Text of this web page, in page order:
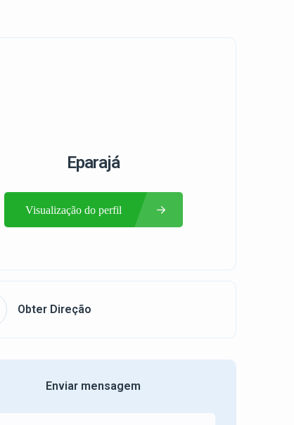
Eparajá
Visualização do perfil
Obter Direção
Enviar mensagem